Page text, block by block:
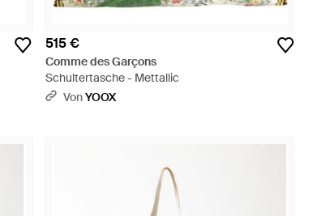
515 €
Comme des Garçons
Schultertasche - Mettallic
VonYOOX